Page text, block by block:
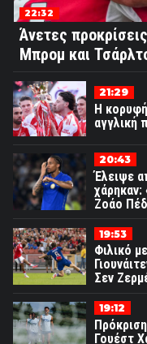
22:32
Άνετες
Μπρομ και
21:29
Η
αγγλική
20:43
Έλειψε
χάρηκαν:
Ζοάο
19:53
Φιλικό
Σεν
19:12
Γουέστ